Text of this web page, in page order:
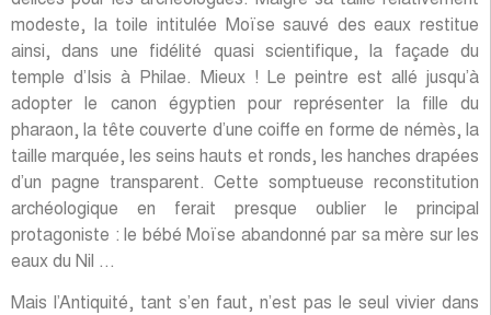
modeste, la toile intitulée Moïse sauvé des eaux restitue
ainsi, dans une fidélité quasi scientifique, la façade du
temple d’Isis à Philae. Mieux ! Le peintre est allé jusqu’à
adopter le canon égyptien pour représenter la fille du
pharaon, la tête couverte d’une coiffe en forme de némès, la
taille marquée, les seins hauts et ronds, les hanches drapées
d’un pagne transparent. Cette somptueuse reconstitution
archéologique en ferait presque oublier le principal
protagoniste : le bébé Moïse abandonné par sa mère sur les
eaux du Nil …
Mais l’Antiquité, tant s’en faut, n’est pas le seul vivier dans